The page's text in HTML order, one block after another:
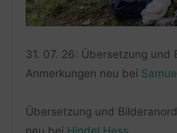
31. 07. 26: Übersetzung und
Anmerkungen neu bei
Übersetzung und